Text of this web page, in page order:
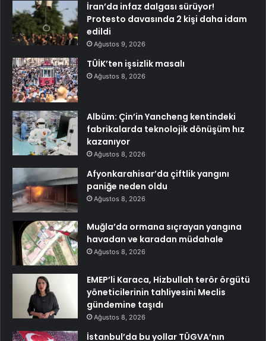
İran’da infaz dalgası sürüyor!
Protesto davasında 2 kişi daha idam
edildi
Ağustos 9, 2026
TÜİK’ten işsizlik masalı
Ağustos 8, 2026
Albüm: Çin’in Yancheng kentindeki
fabrikalarda teknolojik dönüşüm hız
kazanıyor
Ağustos 8, 2026
Afyonkarahisar’da çiftlik yangını
paniğe neden oldu
Ağustos 8, 2026
Muğla’da ormana sıçrayan yangına
havadan ve karadan müdahale
Ağustos 8, 2026
EMEP’li Karaca, Hizbullah terör örgütü
yöneticilerinin tahliyesini Meclis
gündemine taşıdı
Ağustos 8, 2026
İstanbul’da bu yollar TÜGVA’nın